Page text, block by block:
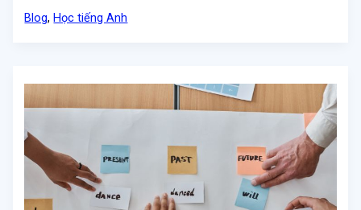
Blog,Học tiếng Anh